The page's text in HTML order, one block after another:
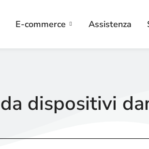
E-commerce Assistenza
dispositivi